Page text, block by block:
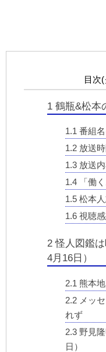
目次
1 鶴瓶&松本
1.1 番組
1.2放送時
1.3放送内
1.4「働く
1.5松本人
1.6視聴感
2 怪人図鑑
4月16日）
2.1 熊本
2.2メッセ
れず
2.3野見隆
日）